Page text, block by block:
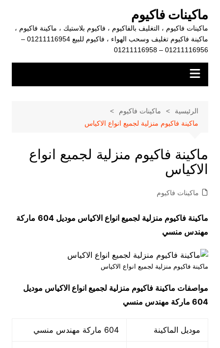
المحتوى
ماكينات فاكيوم
ماكينات فاكيوم ، التغليف بالفاكيوم ، فاكيوم بلاستيك ، ماكينة فاكيوم ،
ماكينة فاكيوم تغليف وسحب الهواء ، فاكيوم للبيع 01211116954 –
01211116956 – 01211116958
الرئيسية
ماكينات فاكيوم
ماكينة فاكيوم منزلية لجميع انواع الاكياس
ماكينة فاكيوم منزلية لجميع انواع
الاكياس
ماكينات فاكيوم
ماكينة فاكيوم منزلية لجميع انواع الاكياس موديل 604
ماركة
مهندس منسي
ماكينة فاكيوم منزلية لجميع انواع الاكياس
مواصفات ماكينة فاكيوم منزلية لجميع انواع الاكياس موديل
604 ماركة مهندس منسي
موديل الماكينة 604 ماركة مهندس منسي